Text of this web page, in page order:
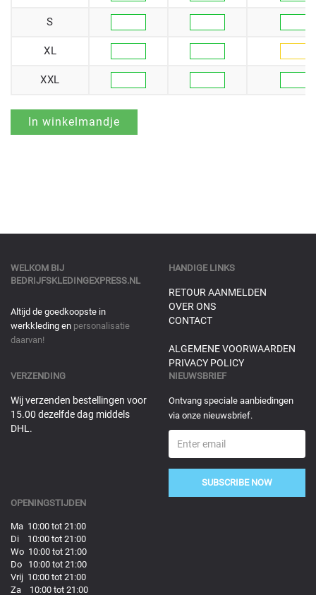
S
XL
XXL
WELKOM BIJ
BEDRIJFSKLEDINGEXPRESS.NL
Altijd de goedkoopste in
werkkleding en personalisatie
daarvan!
HANDIGE LINKS
RETOUR AANMELDEN
OVER ONS
CONTACT
ALGEMENE VOORWAARDEN
PRIVACY POLICY
VERZENDING
Wij verzenden bestellingen voor
15.00 dezelfde dag middels
DHL.
NIEUWSBRIEF
Ontvang speciale aanbiedingen
via onze nieuwsbrief.
SUBSCRIBE NOW
OPENINGSTIJDEN
Ma 10:00 tot 21:00
Di 10:00 tot 21:00
Wo 10:00 tot 21:00
Do 10:00 tot 21:00
Vrij 10:00 tot 21:00
Za 10:00 tot 21:00